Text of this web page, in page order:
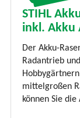
STIHL
inkl. Akku
Der Akku-
Radantrieb
mittelgroßen
können Sie